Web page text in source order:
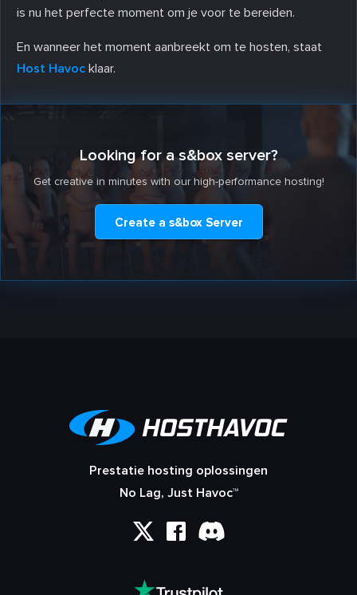
is nu het perfecte moment om je voor te bereiden.
En wanneer het moment aanbreekt om te hosten, staat
Host Havoc klaar.
Looking for a s&box server?
Get creative in minutes with our high-performance hosting!
Create a s&box Server
Prestatie hosting oplossingen
No Lag, Just Havoc™